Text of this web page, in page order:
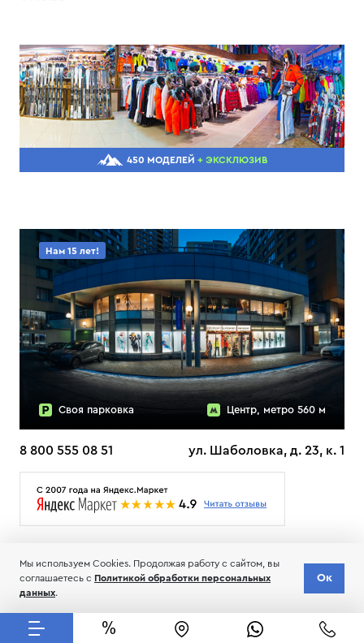
450 МОДЕЛЕЙ + ЭКСКЛЮЗИВ
Нам 15 лет!
Своя парковка Центр, метро 560 м
8 800 555 08 51 ул. Шаболовка, д. 23, к. 1
Мы используем Cookies. Продолжая работу с сайтом, вы
соглашаетесь с Политикой обработки персональных
данных.
Ок